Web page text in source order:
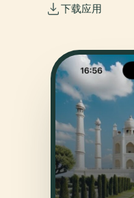
下载应用